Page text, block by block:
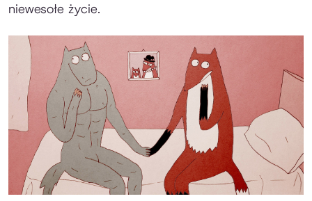
niewesołe życie.